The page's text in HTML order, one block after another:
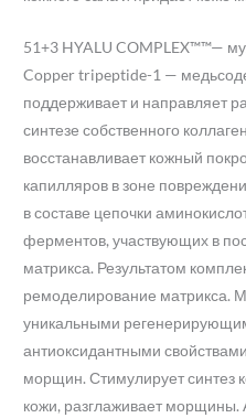
51+3 HYALU COMPLEX™™—
Copper tripeptide-1 —
поддерживает и направляет
синтезе собственного
восстанавливает кожный
капилляров в зоне
в составе цепочки
ферментов, участвующих в
матрикса. Результатом
ремоделирование матрикса.
уникальными
антиоксидантными
морщин. Стимулирует синтез
кожи, разглаживает морщины.